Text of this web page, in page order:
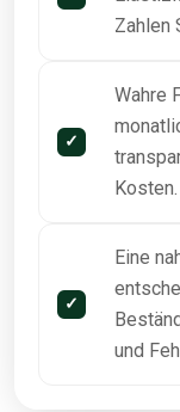
Zahlen
Wahre
Kosten.
Eine
und